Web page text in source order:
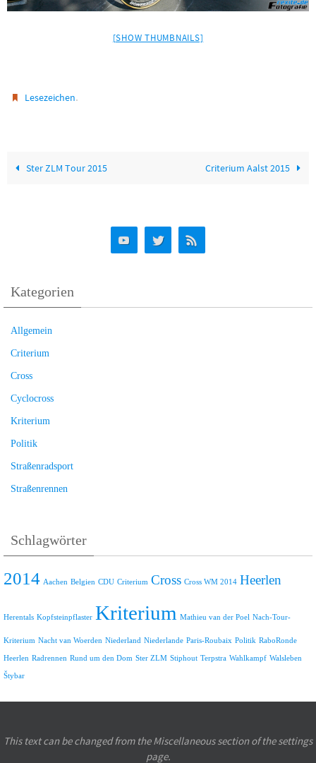
[SHOW THUMBNAILS]
Lesezeichen.
Ster ZLM Tour 2015 Criterium Aalst 2015
Kategorien
Allgemein
Criterium
Cross
Cyclocross
Kriterium
Politik
Straßenradsport
Straßenrennen
Schlagwörter
2014 Aachen Belgien CDU Criterium Cross Cross WM 2014 Heerlen
Herentals Kopfsteinpflaster Kriterium Mathieu van der Poel Nach-Tour-
Kriterium Nacht van Woerden Niederland Niederlande Paris-Roubaix Politik RaboRonde
Heerlen Radrennen Rund um den Dom Ster ZLM Stiphout Terpstra Wahlkampf Walsleben
Štybar
This text can be changed from the Miscellaneous section of the settings
page.